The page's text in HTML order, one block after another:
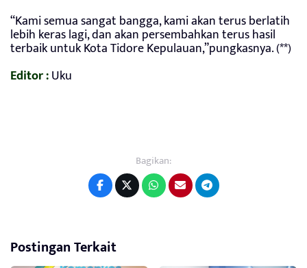
“Kami semua sangat bangga, kami akan terus berlatih
lebih keras lagi, dan akan persembahkan terus hasil
terbaik untuk Kota Tidore Kepulauan,”pungkasnya. (**)
Editor :Uku
Bagikan:
Postingan Terkait